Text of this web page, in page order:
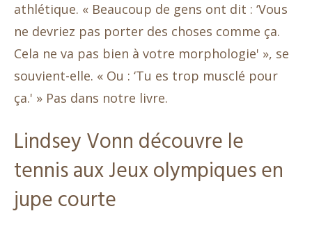
athlétique. « Beaucoup de gens ont dit : ‘Vous
ne devriez pas porter des choses comme ça.
Cela ne va pas bien à votre morphologie' », se
souvient-elle. « Ou : ‘Tu es trop musclé pour
ça.' » Pas dans notre livre.
Lindsey Vonn découvre le
tennis aux Jeux olympiques en
jupe courte